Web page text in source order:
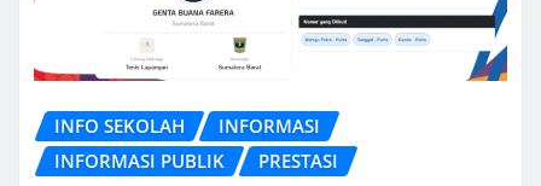
INFO SEKOLAH
INFORMASI
INFORMASI PUBLIK
PRESTASI